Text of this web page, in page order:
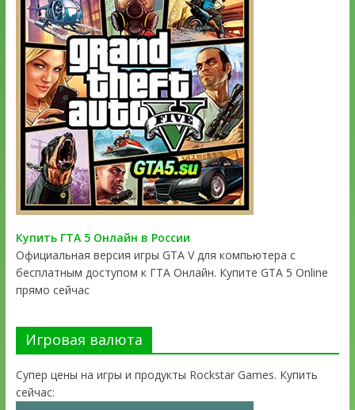
Купить ГТА 5 Онлайн в России
Официальная версия игры GTA V для компьютера с
бесплатным доступом к ГТА Онлайн. Купите GTA 5 Online
прямо сейчас
Игровая валюта
Супер цены на игры и продукты Rockstar Games. Купить
сейчас: